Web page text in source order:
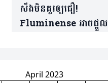
សឹងមិនគួរឲ្យជឿ!
Fluminense អាចផ្តួល
វីដេអូ)
April 2023